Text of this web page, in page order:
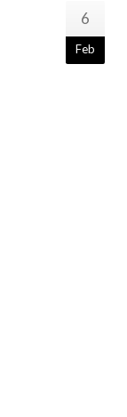
6
Feb